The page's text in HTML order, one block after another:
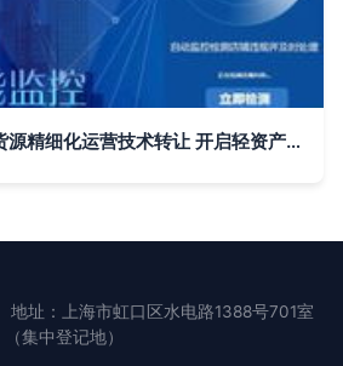
OEM贴牌定制与无货源精细化运营技术转让 开启轻资产创业新篇章
地址：上海市虹口区水电路1388号701室
（集中登记地）